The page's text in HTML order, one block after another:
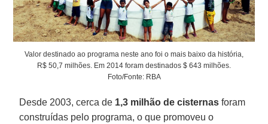
Valor destinado ao programa neste ano foi o mais baixo da história,
R$ 50,7 milhões. Em 2014 foram destinados $ 643 milhões.
Foto/Fonte: RBA
Desde 2003, cerca de 1,3 milhão de cisternas foram
construídas pelo programa, o que promoveu o